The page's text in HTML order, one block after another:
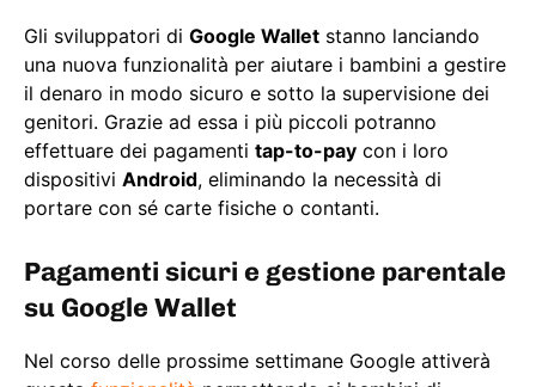
Gli sviluppatori di Google Wallet stanno lanciando
una nuova funzionalità per aiutare i bambini a gestire
il denaro in modo sicuro e sotto la supervisione dei
genitori. Grazie ad essa i più piccoli potranno
effettuare dei pagamenti tap-to-pay con i loro
dispositivi Android, eliminando la necessità di
portare con sé carte fisiche o contanti.
Pagamenti sicuri e gestione parentale
su Google Wallet
Nel corso delle prossime settimane Google attiverà